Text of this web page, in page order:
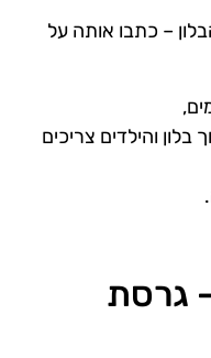
– כתבו אותה על
והילדים צריכים
גרסת